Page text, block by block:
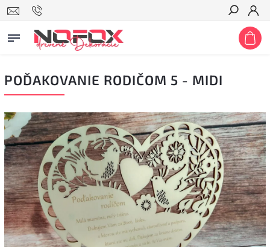
Hľadať
POĎAKOVANIE RODIČOM 5 - MIDI